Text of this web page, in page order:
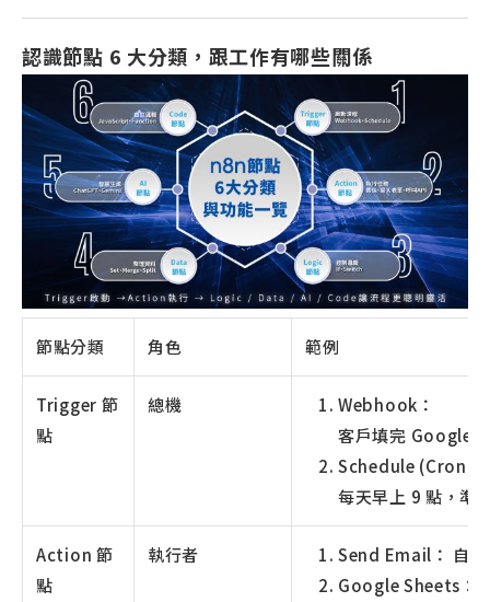
認識節點 6 大分類，跟工作有哪些關係
節點分類 角色 範例
Trigger 節
點
總機
Webhook：
客戶填完 Google
Schedule (Cron)
每天早上 9 點，準
Action 節
點
執行者
Send Email： 自
Google Sheets：